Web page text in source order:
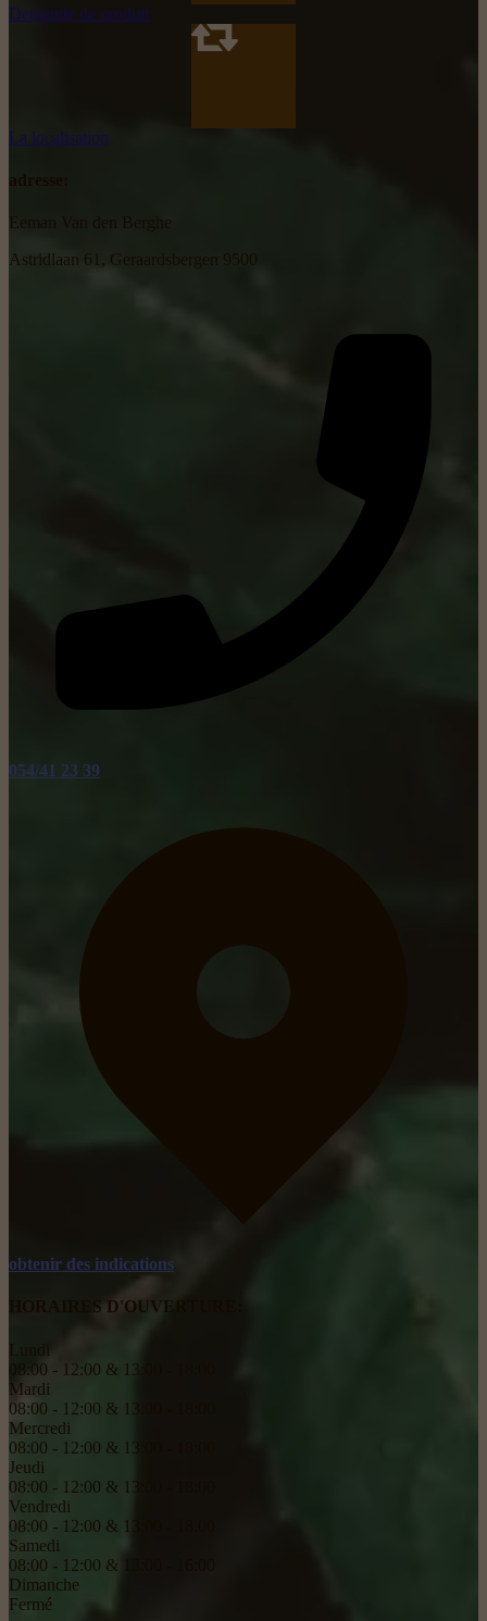
Demande de produit
La localisation
Astridlaan 61, Geraardsbergen 9500
054/41 23 39
obtenir des indications
HORAIRES D'OUVERTURE:
08:00 - 12:00 & 13:00 - 18:00
Mardi
08:00 - 12:00 & 13:00 - 18:00
Mercredi
08:00 - 12:00 & 13:00 - 18:00
Jeudi
08:00 - 12:00 & 13:00 - 18:00
Vendredi
08:00 - 12:00 & 13:00 - 18:00
Samedi
08:00 - 12:00 & 13:00 - 16:00
Dimanche
Fermé